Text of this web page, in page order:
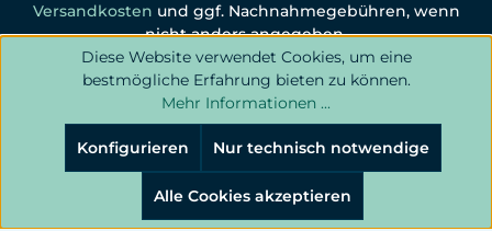
Versandkosten und ggf. Nachnahmegebühren, wenn
nicht anders angegeben.
Diese Website verwendet Cookies, um eine
bestmögliche Erfahrung bieten zu können.
Mehr Informationen ...
Nur technisch notwendige
Konfigurieren
Alle Cookies akzeptieren